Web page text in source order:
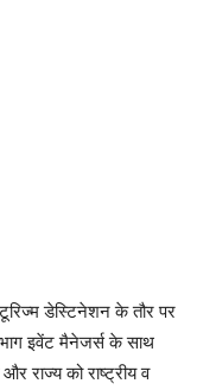
टूरिज्म डेस्टिनेशन के तौर पर
इवेंट मैनेजर्स के साथ
राज्य को राष्ट्रीय व